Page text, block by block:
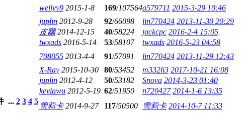
wellyv9 2015-1-8 169/107564a579711 2015-3-29 10:46
juplin 2012-9-28 92/66098 lin770424 2013-11-30 20:29
皮爾 2014-12-15 40/58224 jackcpc 2016-2-4 15:05
twxads 2016-5-14 53/58107 twxads 2016-5-23 04:58
708055 2013-4-4 91/57091 lin770424 2013-11-29 12:43
X-Ray 2015-10-30 80/53452 m332li3 2017-10-21 16:08
juplin 2012-4-12 50/53182 Snova 2014-3-23 01:40
kevinwu 2012-5-19 62/51950 n720427 2014-1-6 13:35
... 2 3 4 5
雪莉卡 2014-9-27 117/50500 雪莉卡 2014-10-7 11:33